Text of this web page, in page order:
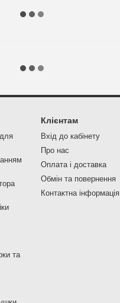
та
Клієнтам
Вхід до кабінету
Про нас
Оплата і доставка
Обмін та повернення
Контактна інформація